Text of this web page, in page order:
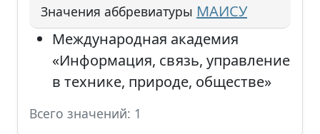
Значения аббревиатуры МАИСУ
Международная академия
«Информация, связь, управление
в технике, природе, обществе»
Всего значений: 1